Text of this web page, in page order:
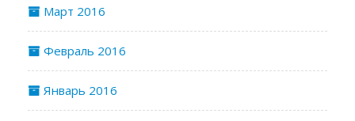
Март 2016
Февраль 2016
Январь 2016